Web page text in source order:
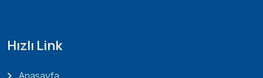
Hızlı Link